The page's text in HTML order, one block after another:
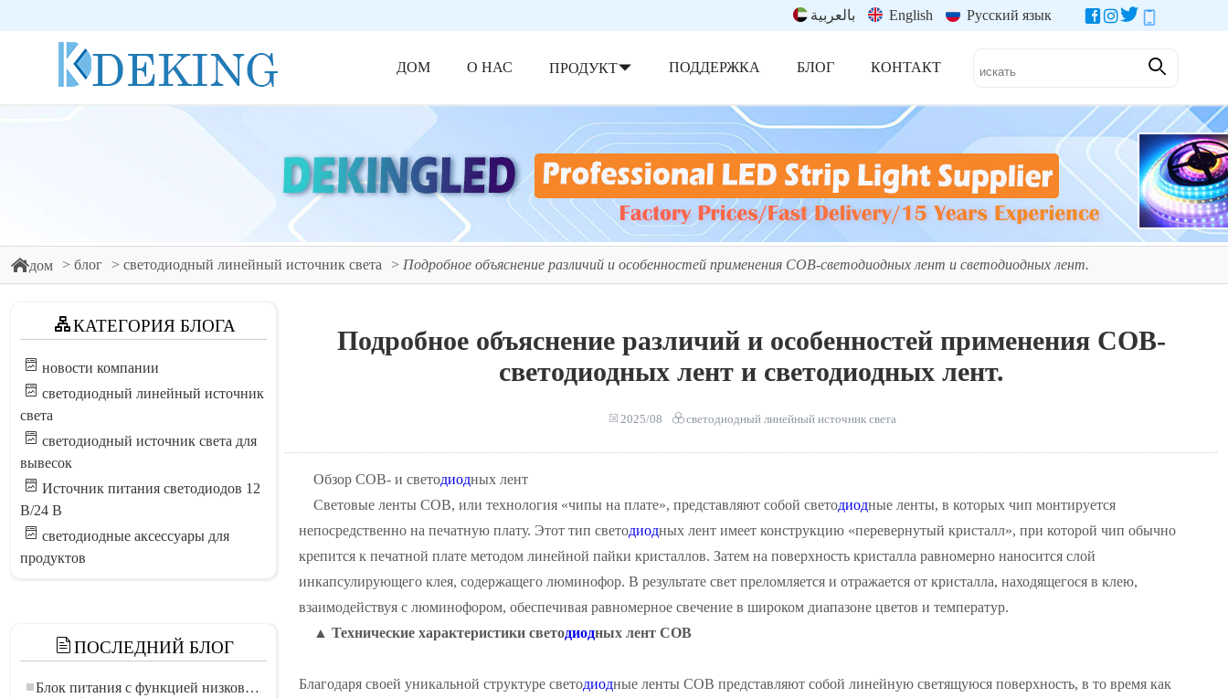
بالعربية English Русский язык
ДОМ О НАС ПРОДУКТ ПОДДЕРЖКА БЛОГ КОНТАКТ
дом блог светодиодный линейный источник света Подробное объяснение различий и особенностей применения COB-светодиодных лент и светодиодных лент.
КАТЕГОРИЯ БЛОГА
новости компании
светодиодный линейный источник
света
светодиодный источник света для
вывесок
Источник питания светодиодов 12
В/24 В
светодиодные аксессуары для
продуктов
ПОСЛЕДНИЙ БЛОГ
Блок питания с функцией низковольтного плавного пуска для LED освещения
Подробное объяснение различий и особенностей применения COB-
светодиодных лент и светодиодных лент.
2025/08 светодиодный линейный источник света
Обзор COB- и светодиодных лент
Световые ленты COB, или технология «чипы на плате», представляют собой светодиодные ленты, в которых чип монтируется
непосредственно на печатную плату. Этот тип светодиодных лент имеет конструкцию «перевернутый кристалл», при которой чип обычно
крепится к печатной плате методом линейной пайки кристаллов. Затем на поверхность кристалла равномерно наносится слой
инкапсулирующего клея, содержащего люминофор. В результате свет преломляется и отражается от кристалла, находящегося в клею,
взаимодействуя с люминофором, обеспечивая равномерное свечение в широком диапазоне цветов и температур.
▲ Технические характеристики светодиодных лент COB
Благодаря своей уникальной структуре светодиодные ленты COB представляют собой линейную светящуюся поверхность, в то время как